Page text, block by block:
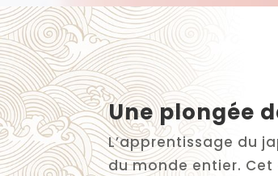
Une plongée
L’apprentissage du
du monde entier.